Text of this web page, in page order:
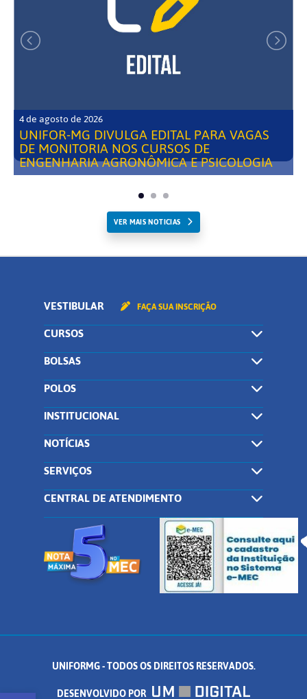
4 de agosto de 2026
UNIFOR-MG DIVULGA EDITAL PARA VAGAS
DE MONITORIA NOS CURSOS DE
ENGENHARIA AGRONÔMICA E PSICOLOGIA
VER MAIS NOTICIAS
VESTIBULAR FAÇA SUA INSCRIÇÃO
CURSOS
BOLSAS
POLOS
INSTITUCIONAL
NOTÍCIAS
SERVIÇOS
CENTRAL DE ATENDIMENTO
UNIFORMG - TODOS OS DIREITOS RESERVADOS.
DESENVOLVIDO POR